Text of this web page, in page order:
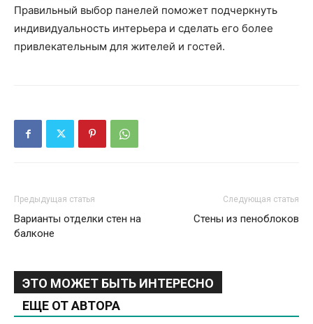
Правильный выбор панелей поможет подчеркнуть
индивидуальность интерьера и сделать его более
привлекательным для жителей и гостей.
Предыдущая статья
Варианты отделки стен на
балконе
Следующая статья
Стены из пеноблоков
ЭТО МОЖЕТ БЫТЬ ИНТЕРЕСНО
ЕЩЕ ОТ АВТОРА